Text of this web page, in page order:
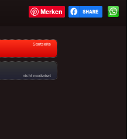
Merken
Startseite
nicht moderiert